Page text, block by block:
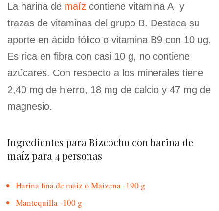
La harina de maíz contiene vitamina A, y
trazas de vitaminas del grupo B. Destaca su
aporte en ácido fólico o vitamina B9 con 10 ug.
Es rica en fibra con casi 10 g, no contiene
azúcares. Con respecto a los minerales tiene
2,40 mg de hierro, 18 mg de calcio y 47 mg de
magnesio.
Ingredientes para Bizcocho con harina de
maíz para 4 personas
Harina fina de maiz o Maizena -190 g
Mantequilla -100 g